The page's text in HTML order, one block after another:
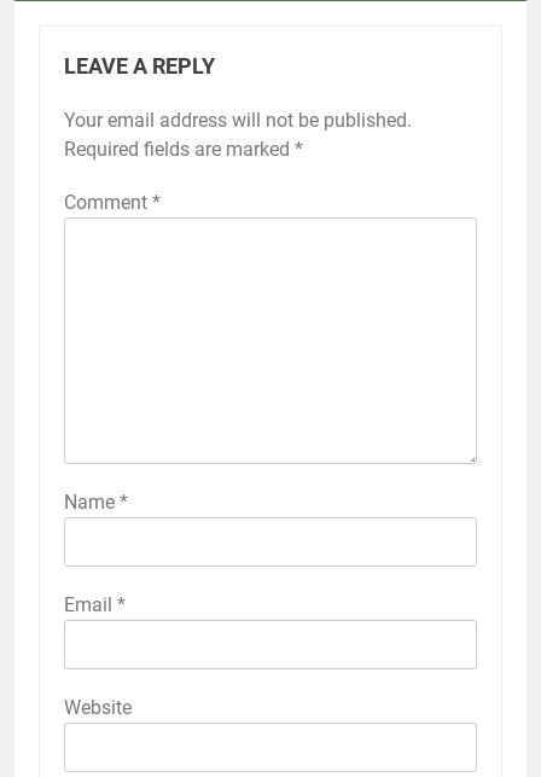
LEAVE A REPLY
Your email address will not be published.
Required fields are marked *
Comment *
Name *
Email *
Website